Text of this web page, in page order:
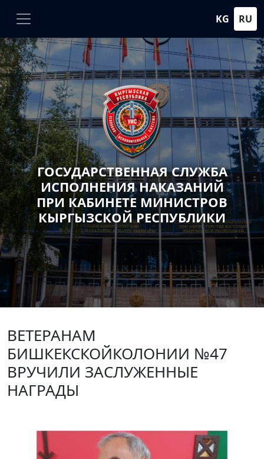
KG RU
ГОСУДАРСТВЕННАЯ СЛУЖБА
ИСПОЛНЕНИЯ НАКАЗАНИЙ
ПРИ КАБИНЕТЕ МИНИСТРОВ
КЫРГЫЗСКОЙ РЕСПУБЛИКИ
ВЕТЕРАНАМ
БИШКЕКСКОЙКОЛОНИИ №47
ВРУЧИЛИ ЗАСЛУЖЕННЫЕ
НАГРАДЫ